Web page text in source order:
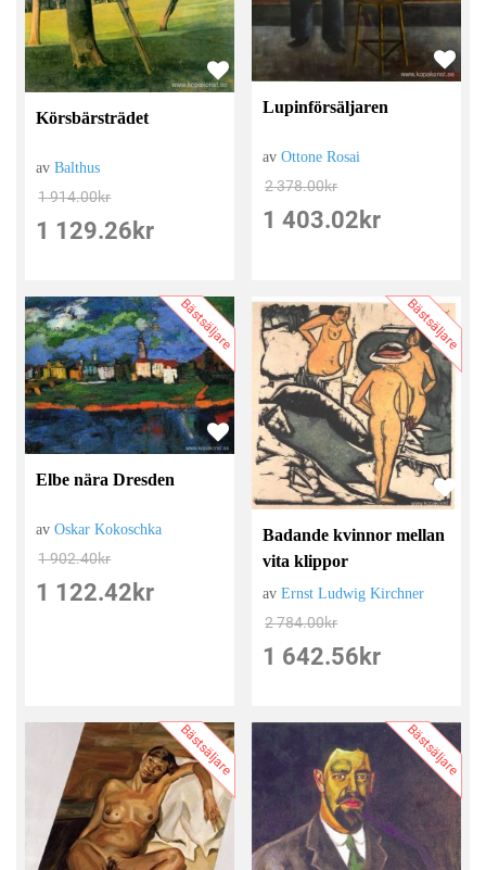
Körsbärsträdet
avBalthus
1 914.00kr
1 129.26 kr
Lupinförsäljaren
avOttone Rosai
2 378.00kr
1 403.02 kr
Bästsäljare
Elbe nära Dresden
avOskar Kokoschka
1 902.40kr
1 122.42 kr
Bästsäljare
Badande kvinnor mellan
vita klippor
avErnst Ludwig Kirchner
2 784.00kr
1 642.56 kr
Bästsäljare Bästsäljare